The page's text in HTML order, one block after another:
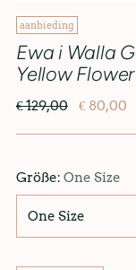
aanbieding
Ewa i Walla
Yellow Flower
€ 129,00 € 80,00
Größe: One Size